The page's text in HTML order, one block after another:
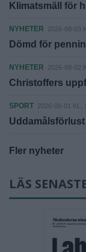
Klimatsmäll för
NYHETER 2026-08-03
Dömd för
NYHETER 2026-08-02
Christoffers
SPORT 2026-08-01 KL.
Fler nyheter
LÄS